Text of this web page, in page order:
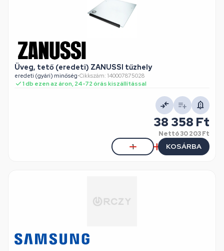
Üveg, tető (eredeti) ZANUSSI tűzhely
eredeti (gyári) minőség•Cikkszám: 140007875028
1 db ezen az áron, 24-72 órás kiszállítással
38 358 Ft
Nettó30 203 Ft
KOSÁRBA